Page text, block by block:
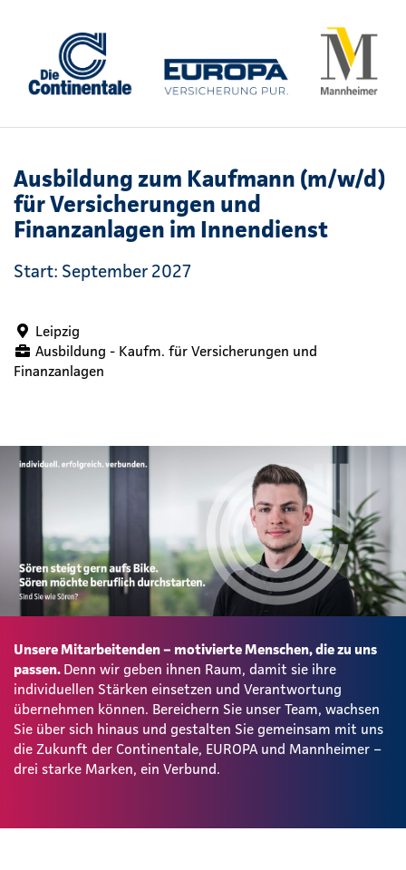
Ausbildung zum Kaufmann (m/w/d)
für Versicherungen und
Finanzanlagen im Innendienst
Start: September 2027
Leipzig
Ausbildung - Kaufm. für Versicherungen und
Finanzanlagen
Unsere Mitarbeitenden – motivierte Menschen, die zu uns
passen. Denn wir geben ihnen Raum, damit sie ihre
individuellen Stärken einsetzen und Verantwortung
übernehmen können. Bereichern Sie unser Team, wachsen
Sie über sich hinaus und gestalten Sie gemeinsam mit uns
die Zukunft der Continentale, EUROPA und Mannheimer –
drei starke Marken, ein Verbund.